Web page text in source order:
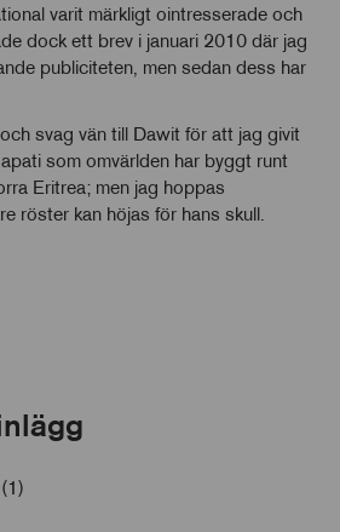
varit märkligt ointresserade och
dock ett brev i januari 2010 där jag
publiciteten, men sedan dess har
svag vän till Dawit för att jag givit
som omvärlden har byggt runt
Eritrea; men jag hoppas
röster kan höjas för hans skull.